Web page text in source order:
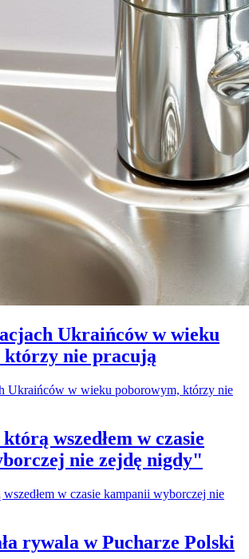
Ukraińców w wieku
którzy nie pracują
wszedłem w czasie
nie zejdę nigdy"
rywala w Pucharze Polski